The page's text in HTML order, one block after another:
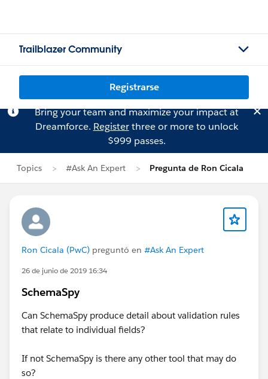
Trailblazer Community
Registrarse
Bring your team and maximize your impact at
Dreamforce. Registerthree or more to unlock
$999 passes.
Topics #Ask An Expert Pregunta de Ron Cicala
Ron Cicala (PwC) preguntó en #Ask An Expert
26 de junio de 2019 16:34
SchemaSpy
Can SchemaSpy produce detail about validation rules
that relate to individual fields?
If not SchemaSpy is there any other tool that may do
so?